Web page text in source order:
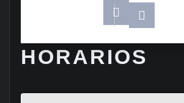
HORARIOS